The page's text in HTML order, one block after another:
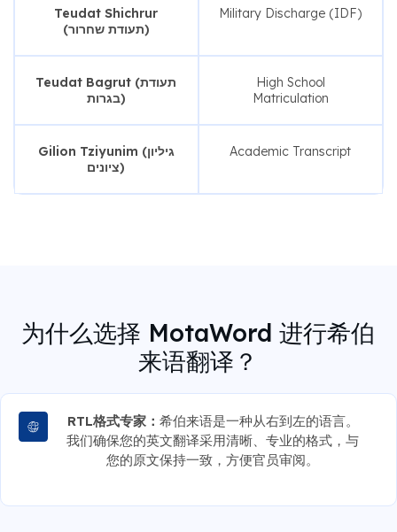
Teudat Shichrur
(תעודת שחרור)
Military Discharge (IDF)
Teudat Bagrut (תעודת
בגרות)
High School
Matriculation
Gilion Tziyunim (גיליון
ציונים)
Academic Transcript
为什么选择 MotaWord 进行希伯
来语翻译？
RTL格式专家： 希伯来语是一种从右到左的语言。
我们确保您的英文翻译采用清晰、专业的格式，与
您的原文保持一致，方便官员审阅。